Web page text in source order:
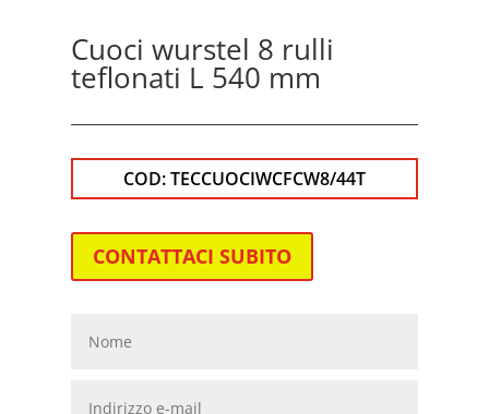
Cuoci wurstel 8 rulli
teflonati L 540 mm
COD:TECCUOCIWCFCW8/44T
CONTATTACI SUBITO